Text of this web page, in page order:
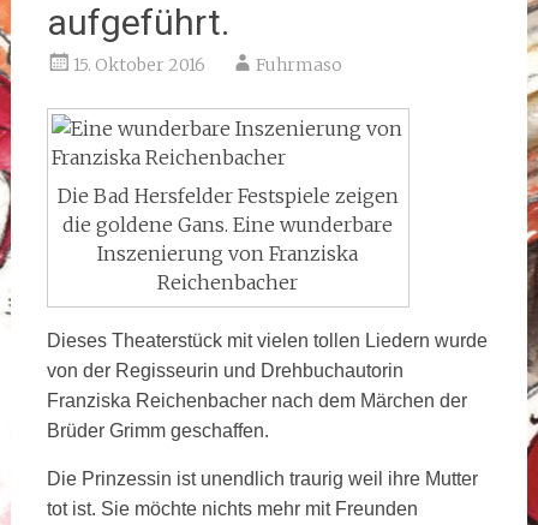
aufgeführt.
15. Oktober 2016 Fuhrmaso
Die Bad Hersfelder Festspiele zeigen
die goldene Gans. Eine wunderbare
Inszenierung von Franziska
Reichenbacher
Dieses Theaterstück mit vielen tollen Liedern wurde
von der Regisseurin und Drehbuchautorin
Franziska Reichenbacher nach dem Märchen der
Brüder Grimm geschaffen.
Die Prinzessin ist unendlich traurig weil ihre Mutter
tot ist. Sie möchte nichts mehr mit Freunden